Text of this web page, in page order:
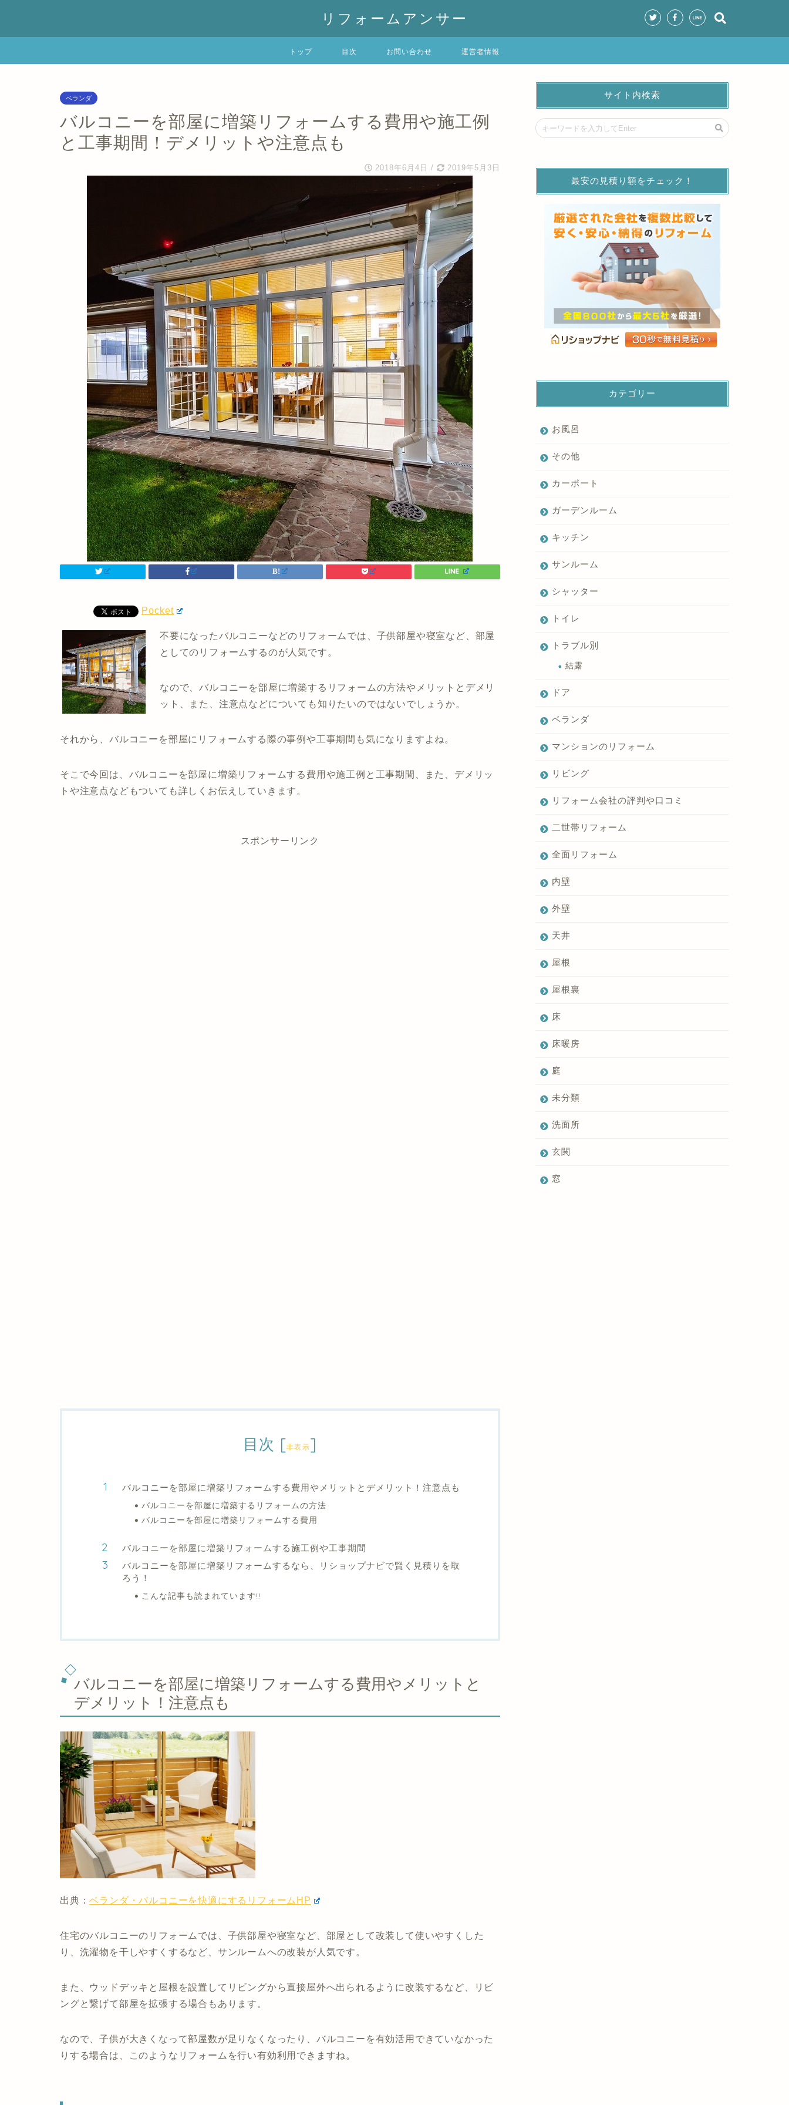
リフォームアンサー
トップ 目次 お問い合わせ 運営者情報
ベランダ
バルコニーを部屋に増築リフォームする費用や施工例
と工事期間！デメリットや注意点も
2018年6月4日 / 2019年5月3日
Pocket
不要になったバルコニーなどのリフォームでは、子供部屋や寝室など、部屋
としてのリフォームするのが人気です。
なので、バルコニーを部屋に増築するリフォームの方法やメリットとデメリ
ット、また、注意点などについても知りたいのではないでしょうか。
それから、バルコニーを部屋にリフォームする際の事例や工事期間も気になりますよね。
そこで今回は、バルコニーを部屋に増築リフォームする費用や施工例と工事期間、また、デメリッ
トや注意点などもついても詳しくお伝えしていきます。
スポンサーリンク
目次 [非表示]
バルコニーを部屋に増築リフォームする費用やメリットとデメリット！注意点も
バルコニーを部屋に増築するリフォームの方法
バルコニーを部屋に増築リフォームする費用
バルコニーを部屋に増築リフォームする施工例や工事期間
バルコニーを部屋に増築リフォームするなら、リショップナビで賢く見積りを取
ろう！
こんな記事も読まれています!!
バルコニーを部屋に増築リフォームする費用やメリットと
デメリット！注意点も
出典：ベランダ・バルコニーを快適にするリフォームHP
住宅のバルコニーのリフォームでは、子供部屋や寝室など、部屋として改装して使いやすくした
り、洗濯物を干しやすくするなど、サンルームへの改装が人気です。
また、ウッドデッキと屋根を設置してリビングから直接屋外へ出られるように改装するなど、リビ
ングと繋げて部屋を拡張する場合もあります。
なので、子供が大きくなって部屋数が足りなくなったり、バルコニーを有効活用できていなかった
りする場合は、このようなリフォームを行い有効利用できますね。
サイト内検索
最安の見積り額をチェック！
カテゴリー
お風呂
その他
カーポート
ガーデンルーム
キッチン
サンルーム
シャッター
トイレ
トラブル別
結露
ドア
ベランダ
マンションのリフォーム
リビング
リフォーム会社の評判や口コミ
二世帯リフォーム
全面リフォーム
内壁
外壁
天井
屋根
屋根裏
床
床暖房
庭
未分類
洗面所
玄関
窓